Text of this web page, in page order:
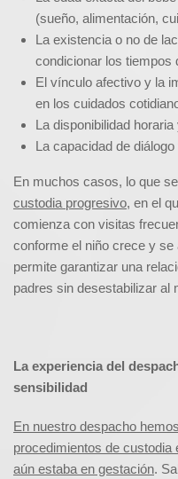
(sueño, alimentación,
La existencia o no de
condicionar los tiempos
El vínculo afectivo y la
en los cuidados
La disponibilidad
La capacidad de
En muchos casos, lo que
custodia progresivo, en el
comienza con visitas
conforme el niño crece y
permite garantizar una
padres sin desestabilizar al
La experiencia del
sensibilidad
En nuestro despacho
procedimientos de custodia
aún estaba en gestación.